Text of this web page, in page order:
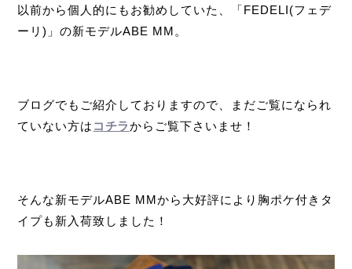
以前から個人的にもお勧めしていた、「FEDELI(フェデ
ーリ) 」の新モデルABE MM。
ブログでもご紹介しておりますので、まだご覧になられ
ていない方は コチラからご覧下さいませ！
そんな新モデルABE MMから大好評により胸ポケ付きタ
イプも新入荷致しました！